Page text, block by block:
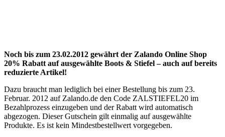
Noch bis zum 23.02.2012 gewährt der Zalando Online Shop
20% Rabatt auf ausgewählte Boots & Stiefel – auch auf bereits
reduzierte Artikel!
Dazu braucht man lediglich bei einer Bestellung bis zum 23.
Februar. 2012 auf Zalando.de den Code ZALSTIEFEL20 im
Bezahlprozess einzugeben und der Rabatt wird automatisch
abgezogen. Dieser Gutschein gilt einmalig auf ausgewählte
Produkte. Es ist kein Mindestbestellwert vorgegeben.